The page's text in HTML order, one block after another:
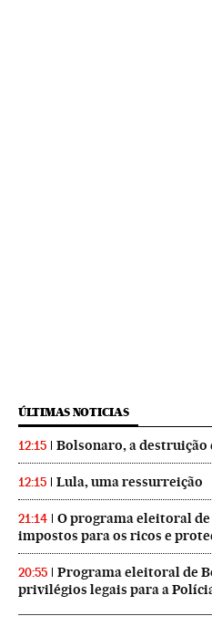
ÚLTIMAS NOTICIAS
12:15 Bolsonaro, a
12:15 Lula, uma ressurreição
21:14
O programa eleitoral de
impostos para os ricos e
20:55
Programa eleitoral de
privilégios legais para a